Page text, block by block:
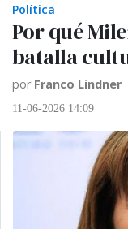
Política
Por qué
batalla
por Franco Lindner
11-06-2026 14:09